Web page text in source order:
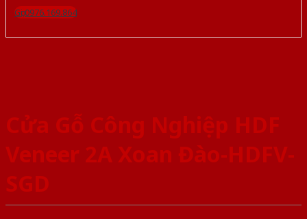
Gọi 0976.169.864
Cửa Gỗ Công Nghiệp HDF
Veneer 2A Xoan Đào-HDFV-
SGD